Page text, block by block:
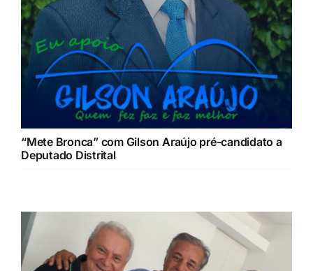
“Mete Bronca” com Gilson Araújo pré-candidato a
Deputado Distrital